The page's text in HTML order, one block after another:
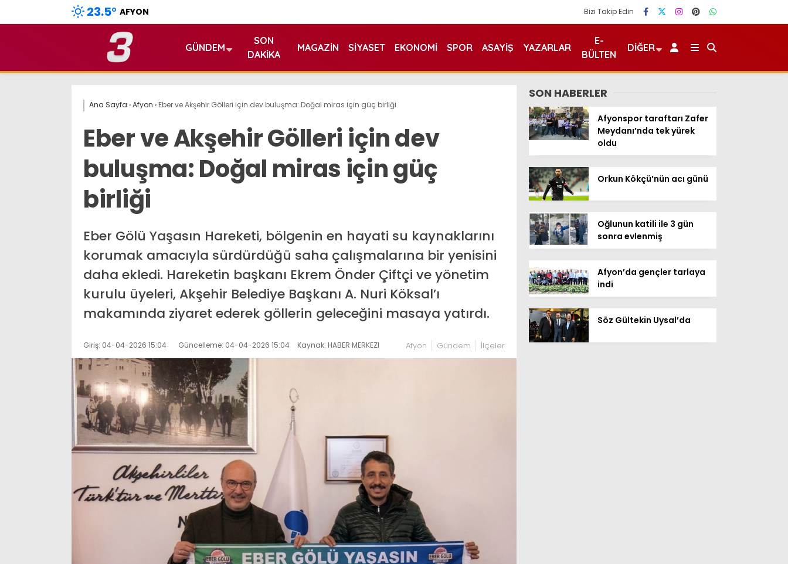
23.5° AFYON Bizi Takip Edin
GÜNDEM
SON
DAKIKA
MAGAZIN SIYASET EKONOMI SPOR ASAYIŞ YAZARLAR
E-
BÜLTEN
DIĞER
Ana Sayfa ›Afyon › Eber ve Akşehir Gölleri için dev buluşma: Doğal miras için güç birliği
Eber ve Akşehir Gölleri için dev
buluşma: Doğal miras için güç
birliği
Eber Gölü Yaşasın Hareketi, bölgenin en hayati su kaynaklarını
korumak amacıyla sürdürdüğü saha çalışmalarına bir yenisini
daha ekledi. Hareketin başkanı Ekrem Önder Çiftçi ve yönetim
kurulu üyeleri, Akşehir Belediye Başkanı A. Nuri Köksal’ı
makamında ziyaret ederek göllerin geleceğini masaya yatırdı.
Giriş: 04-04-2026 15:04 Güncelleme: 04-04-2026 15:04 Kaynak: HABER MERKEZI Afyon Gündem İlçeler
SON HABERLER
Afyonspor taraftarı Zafer
Meydanı’nda tek yürek
oldu
Orkun Kökçü’nün acı günü
Oğlunun katili ile 3 gün
sonra evlenmiş
Afyon’da gençler tarlaya
indi
Söz Gültekin Uysal’da